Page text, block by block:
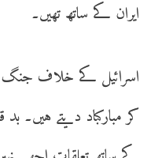
ایران کے ساتھ تھیں۔
اسرائیل کے خلاف جنگ
کر مبارکباد دیتے ہیں۔